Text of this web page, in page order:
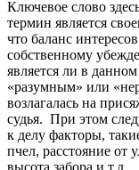
Ключевое слово
термин является
что баланс
собственному
является ли в
«разумным» или
возлагалась на
судья. При этом
к делу факторы,
пчел, расстояние от